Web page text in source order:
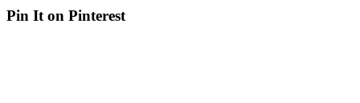
Pin It on Pinterest